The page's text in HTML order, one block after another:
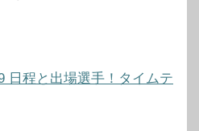
日程と出場選手！タイムテ